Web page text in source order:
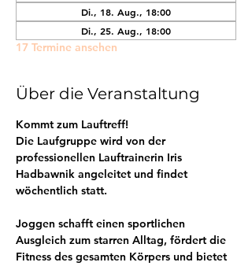
Di., 18. Aug., 18:00
Di., 25. Aug., 18:00
17 Termine ansehen
Über die Veranstaltung
Kommt zum Lauftreff!
Die Laufgruppe wird von der
professionellen Lauftrainerin Iris
Hadbawnik angeleitet und findet
wöchentlich statt.
Joggen schafft einen sportlichen
Ausgleich zum starren Alltag, fördert die
Fitness des gesamten Körpers und bietet